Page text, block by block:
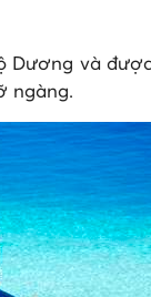
và
ngàng.